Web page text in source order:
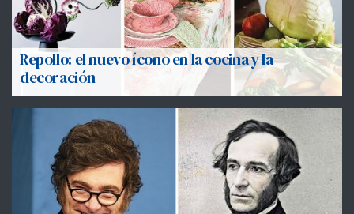
Repollo: el nuevo ícono en la cocina y la
decoración